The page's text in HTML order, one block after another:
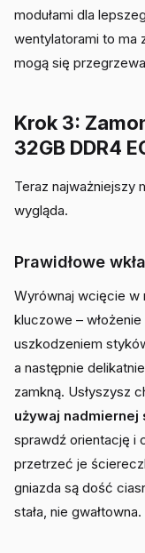
modułami dla
wentylatorami to ma
mogą się
Krok 3:
32GB DDR4
Teraz najważniejszy
wygląda.
Prawidłowe
Wyrównaj wcięcie w
kluczowe –
uszkodzeniem
a następnie
zamkną. Usłyszysz
używaj nadmiernej
sprawdź orientację i
przetrzeć je
gniazda są dość
stała, nie gwałtowna.